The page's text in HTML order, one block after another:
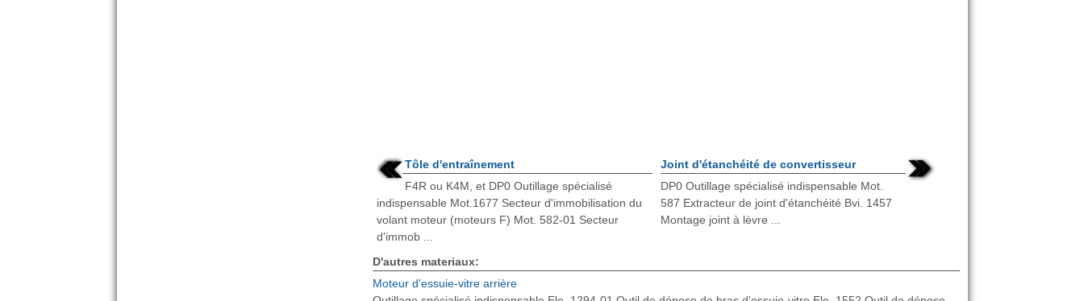
Tôle d'entraînement
F4R ou K4M, et DP0 Outillage spécialisé
indispensable Mot.1677 Secteur d'immobilisation du
volant moteur (moteurs F) Mot. 582-01 Secteur
d'immob ...
Joint d'étanchéité de convertisseur
DP0 Outillage spécialisé indispensable Mot.
587 Extracteur de joint d'étanchéité Bvi. 1457
Montage joint à lèvre ...
D'autres materiaux:
Moteur d'essuie-vitre arrière